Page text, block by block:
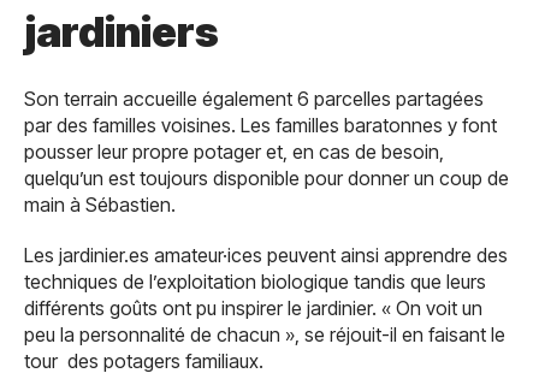
jardiniers
Son terrain accueille également 6 parcelles partagées
par des familles voisines. Les familles baratonnes y font
pousser leur propre potager et, en cas de besoin,
quelqu’un est toujours disponible pour donner un coup de
main à Sébastien.
Les jardinier.es amateur·ices peuvent ainsi apprendre des
techniques de l’exploitation biologique tandis que leurs
différents goûts ont pu inspirer le jardinier. « On voit un
peu la personnalité de chacun », se réjouit-il en faisant le
tour des potagers familiaux.